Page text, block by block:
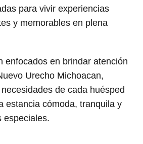
para vivir experiencias
y memorables en plena
enfocados en brindar atención
Urecho Michoacan,
de cada huésped
estancia cómoda, tranquila y
especiales.